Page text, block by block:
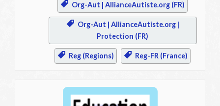
Org-Aut | AllianceAutiste.org (FR)
Org-Aut | AllianceAutiste.org |
Protection (FR)
Reg (Regions) Reg-FR (France)